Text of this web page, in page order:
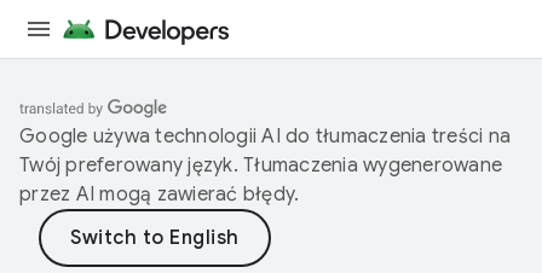
Google używa technologii AI do tłumaczenia treści na
Twój preferowany język. Tłumaczenia wygenerowane
przez AI mogą zawierać błędy.